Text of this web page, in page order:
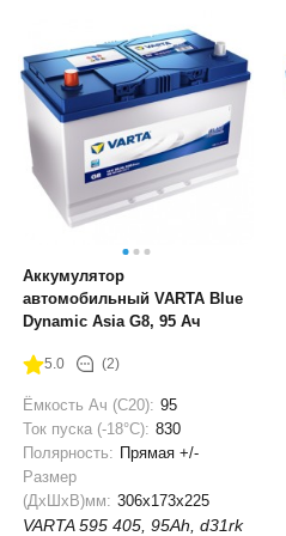
Аккумулятор
автомобильный VARTA Blue
Dynamic Asia G8, 95 Ач
5.0 (2)
Ёмкость Ач (С20): 95
Ток пуска (-18°С): 830
Полярность: Прямая +/-
Размер
(ДхШхВ)мм: 306x173x225
VARTA 595 405, 95Ah, d31rk